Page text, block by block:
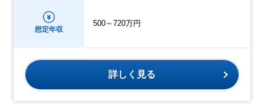
想定年収
500～720万円
詳しく見る